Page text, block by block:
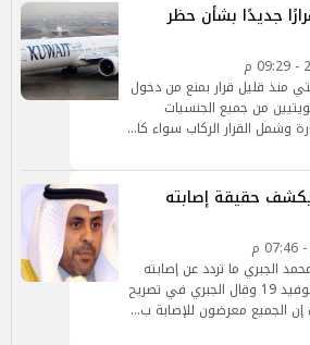
جديدًا بشأن حظر
منذ قليل قرار بمنع من دخول
من جميع الجنسيات
وشمل القرار الركاب سواء كا…
يكشف حقيقة إصابته
الجبري ما تردد عن إصابته
بفيروس كورونا المستجد كوفيد 19 وقال الجبري في تصريح
إن الجميع معرضون للإصابة ب…